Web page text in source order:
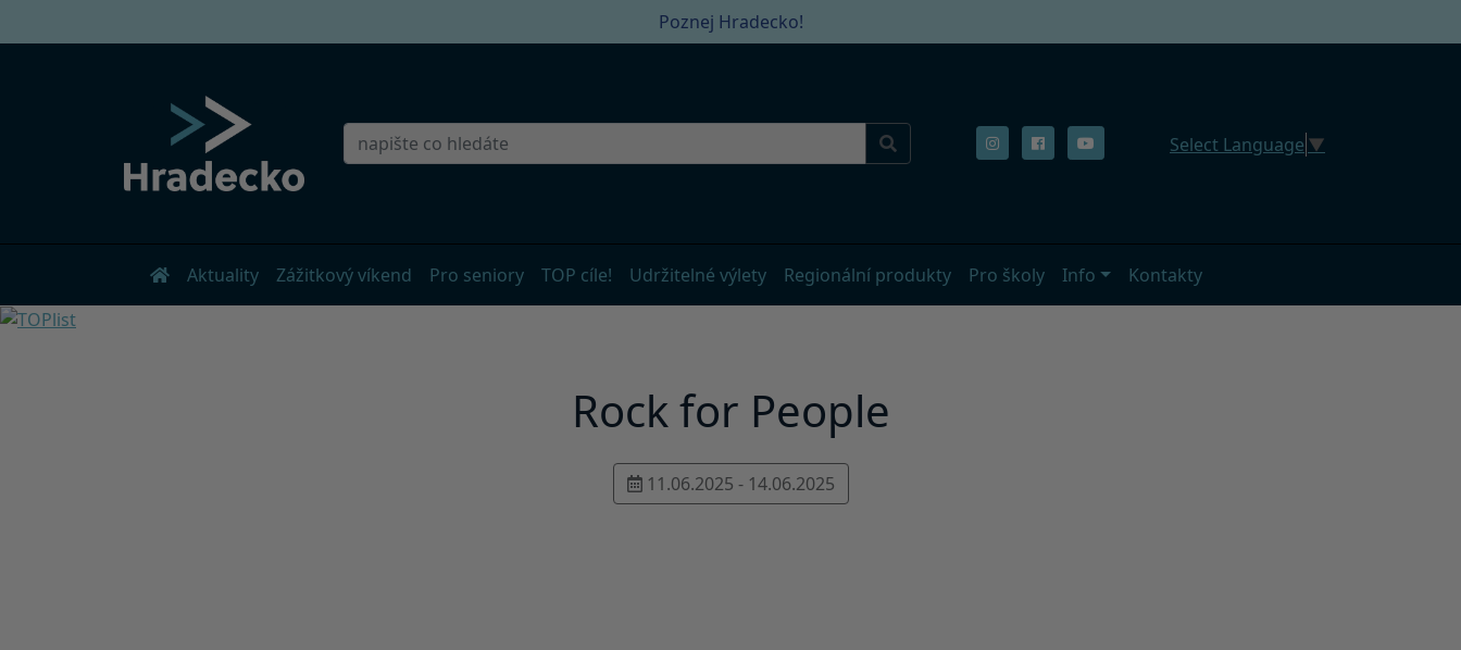
Poznej Hradecko!
Select Language ▼
Aktuality Zážitkový víkend Pro seniory TOP cíle! Udržitelné výlety Regionální produkty Pro školy Info Kontakty
Rock for People
11.06.2025 - 14.06.2025